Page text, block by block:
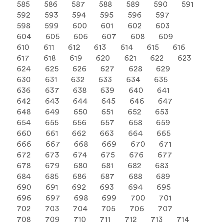
585
586 587 588 589 590
591
592
593 594 595 596
597
598
599 600 601 602
603
604
605 606 607 608
609
610
611 612 613 614 615
616
617
618 619 620 621 622
623
624
625 626 627 628
629
630
631 632 633 634
635
636
637 638 639 640
641
642
643 644 645 646
647
648
649 650 651 652
653
654
655 656 657 658
659
660
661 662 663 664
665
666
667 668 669 670
671
672
673 674 675 676
677
678
679 680 681 682
683
684
685 686 687 688
689
690
691 692 693 694
695
696
697 698 699 700
701
702
703 704 705 706
707
708
709 710 711 712 713
714